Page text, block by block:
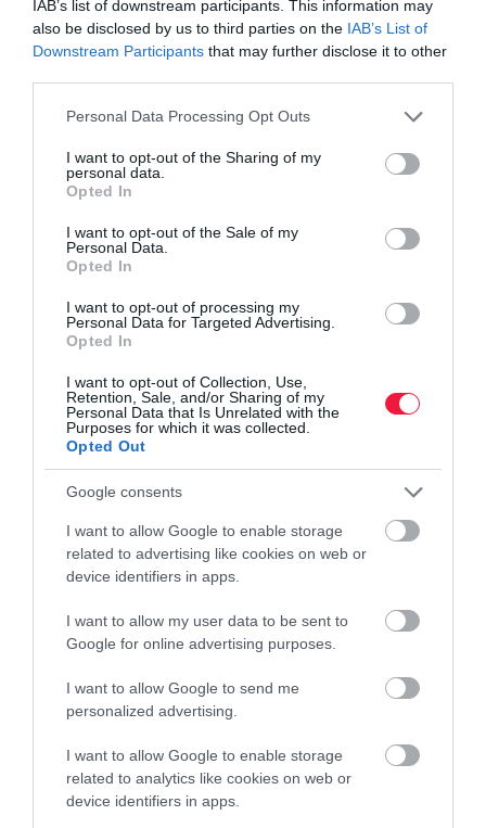
IAB’s list of downstream participants. This information may
also be disclosed by us to third parties on the IAB’s List of
Downstream Participants that may further disclose it to other
Please note that this website/app uses one or more Google
not limited to your visit or usage behaviour. You may click to
grant or deny consent to Google and its third-party tags to
use your data for below specified purposes in below Google
consent section.
Personal Data Processing Opt Outs
I want to opt-out of the Sharing of my
personal data.
Opted In
I want to opt-out of the Sale of my
Personal Data.
Opted In
I want to opt-out of processing my
Personal Data for Targeted Advertising.
Opted In
I want to opt-out of Collection, Use,
Retention, Sale, and/or Sharing of my
Personal Data that Is Unrelated with the
Purposes for which it was collected.
Opted Out
Google consents
I want to allow Google to enable storage
related to advertising like cookies on web or
device identifiers in apps.
I want to allow my user data to be sent to
Google for online advertising purposes.
I want to allow Google to send me
personalized advertising.
I want to allow Google to enable storage
related to analytics like cookies on web or
device identifiers in apps.
Olvasd el ezt is!
Fordulat a Volkswagennél: érkezik a full hibrid
hajtás a sikermodellekbe
Hasít a hibrid, esik a dízel: európai autópiaci
Nehézsúlyú hibrid SUV-val jön elő a Lotus
plugin hibrid autó közlekedés rendszám